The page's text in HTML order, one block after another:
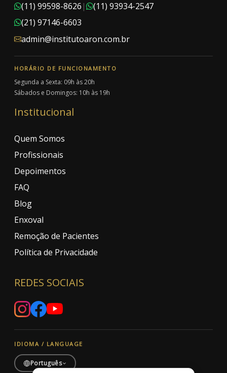
(11) 99598-8626 |
(11) 93934-2547
(21) 97146-6603
admin@institutoaron.com.br
HORÁRIO DE FUNCIONAMENTO
Segunda a Sexta: 09h às 20h
Sábados e Domingos: 10h às 19h
Institucional
Quem Somos
Profissionais
Depoimentos
FAQ
Blog
Enxoval
Remoção de Pacientes
Política de Privacidade
REDES SOCIAIS
IDIOMA / LANGUAGE
Português